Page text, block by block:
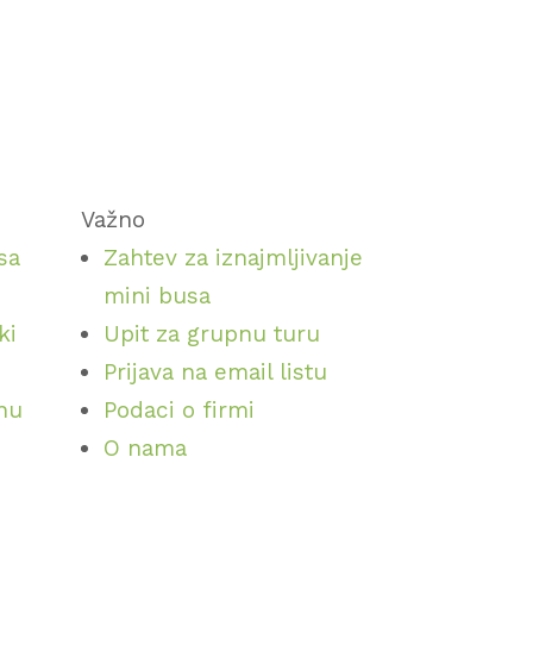
Važno
Zahtev za iznajmljivanje
mini busa
Upit za grupnu turu
Prijava na email listu
Podaci o firmi
O nama